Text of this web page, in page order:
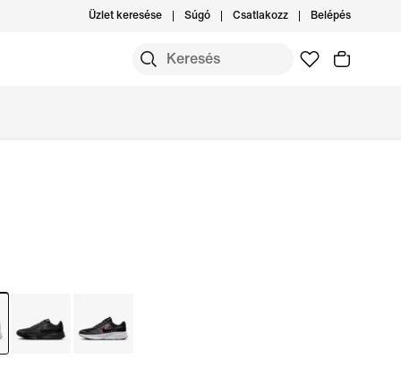
Üzlet keresése Súgó Csatlakozz Belépés